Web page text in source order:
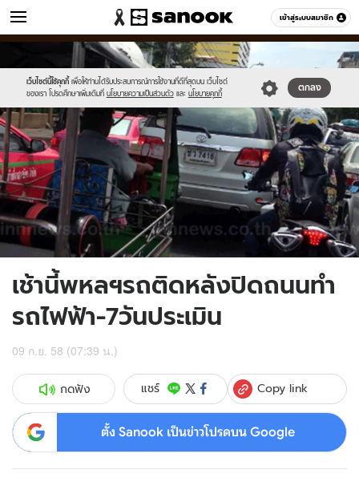
เข้าสู่ระบบสมาชิก
ข่าว หมวดอื่นๆ
เว็บไซต์นี้ใช้คุกกี้ เพื่อให้ท่านได้รับประสบการณ์การใช้งานที่ดีที่สุดบน เว็บไซต์
ของเรา โปรดศึกษาเพิ่มเติมที่ นโยบายความเป็นส่วนตัว และ นโยบายคุกกี้
ตกลง
//s.isanook.com/sr/0/images/logo-
new-
sanook.png
//s.isanook.com/ns/0/ud/372/1862222/644646-
01.jpg
เช้านี้พหลฯรถติดหลังปิดถนนทำ
รถไฟฟ้า-7วันประเมิน
09 ก.ย. 58 (07:39 น.)
กดฟัง แชร์ Copy link
ตั้ง Sanook เป็นข่าวโปรดบน Google